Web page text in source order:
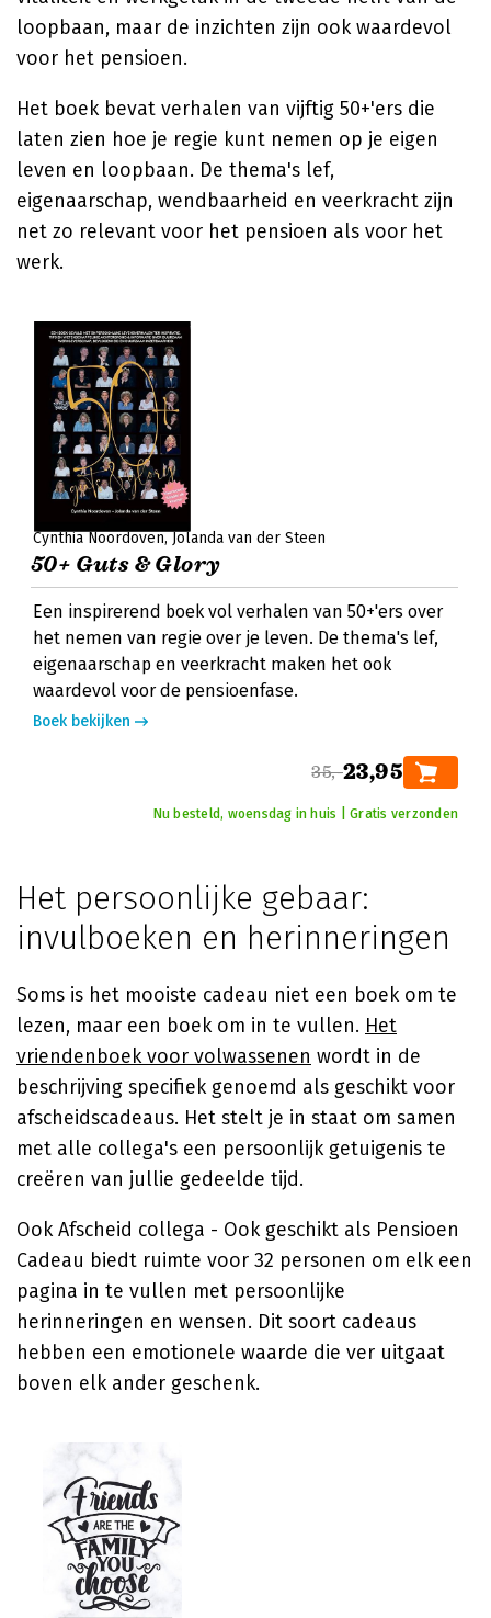
loopbaan, maar de inzichten zijn ook waardevol
voor het pensioen.
Het boek bevat verhalen van vijftig 50+'ers die
laten zien hoe je regie kunt nemen op je eigen
leven en loopbaan. De thema's lef,
eigenaarschap, wendbaarheid en veerkracht zijn
net zo relevant voor het pensioen als voor het
werk.
Cynthia Noordoven Jolanda van der Steen
50+ Guts & Glory
Een inspirerend boek vol verhalen van 50+'ers over
het nemen van regie over je leven. De thema's lef,
eigenaarschap en veerkracht maken het ook
waardevol voor de pensioenfase.
Boek bekijken
35,-23,95
Nu besteld, woensdag in huis | Gratis verzonden
Het persoonlijke gebaar:
invulboeken en herinneringen
Soms is het mooiste cadeau niet een boek om te
lezen, maar een boek om in te vullen. Het
vriendenboek voor volwassenen wordt in de
beschrijving specifiek genoemd als geschikt voor
afscheidscadeaus. Het stelt je in staat om samen
met alle collega's een persoonlijk getuigenis te
creëren van jullie gedeelde tijd.
Ook Afscheid collega - Ook geschikt als Pensioen
Cadeau biedt ruimte voor 32 personen om elk een
pagina in te vullen met persoonlijke
herinneringen en wensen. Dit soort cadeaus
hebben een emotionele waarde die ver uitgaat
boven elk ander geschenk.